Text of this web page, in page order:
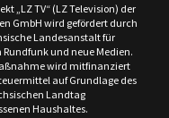
„LZ TV“ (LZ Television) der
GmbH wird gefördert durch
Landesanstalt für
Rundfunk und neue Medien.
wird mitfinanziert
auf Grundlage des
Landtag
Haushaltes.